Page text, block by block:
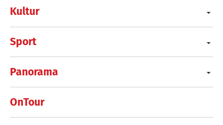
Kultur
Sport
Panorama
OnTour